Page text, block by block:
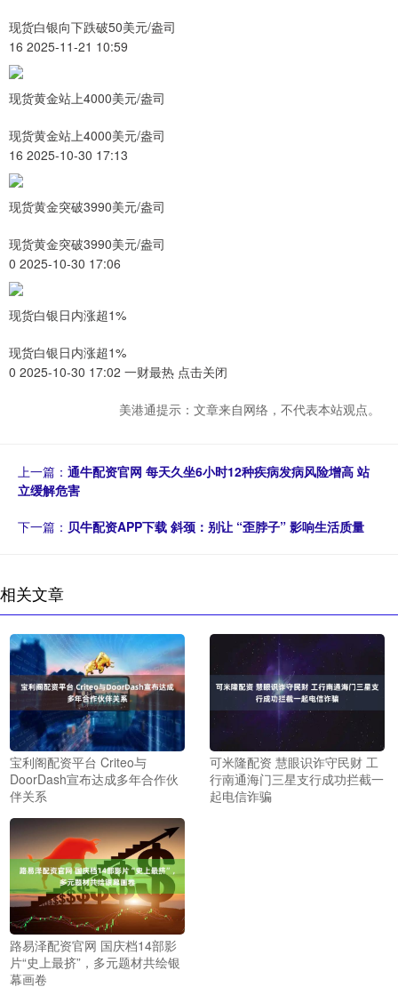
现货白银向下跌破50美元/盎司
16 2025-11-21 10:59
现货黄金站上4000美元/盎司
现货黄金站上4000美元/盎司
16 2025-10-30 17:13
现货黄金突破3990美元/盎司
现货黄金突破3990美元/盎司
0 2025-10-30 17:06
现货白银日内涨超1%
现货白银日内涨超1%
0 2025-10-30 17:02 一财最热 点击关闭
美港通提示：文章来自网络，不代表本站观点。
上一篇： 通牛配资官网 每天久坐6小时12种疾病发病风险增高 站
立缓解危害
下一篇： 贝牛配资APP下载 斜颈：别让 “歪脖子” 影响生活质量
相关文章
宝利阁配资平台 Criteo与
DoorDash宣布达成多年合作伙
伴关系
可米隆配资 慧眼识诈守民财 工
行南通海门三星支行成功拦截一
起电信诈骗
路易泽配资官网 国庆档14部影
片“史上最挤”，多元题材共绘银
幕画卷